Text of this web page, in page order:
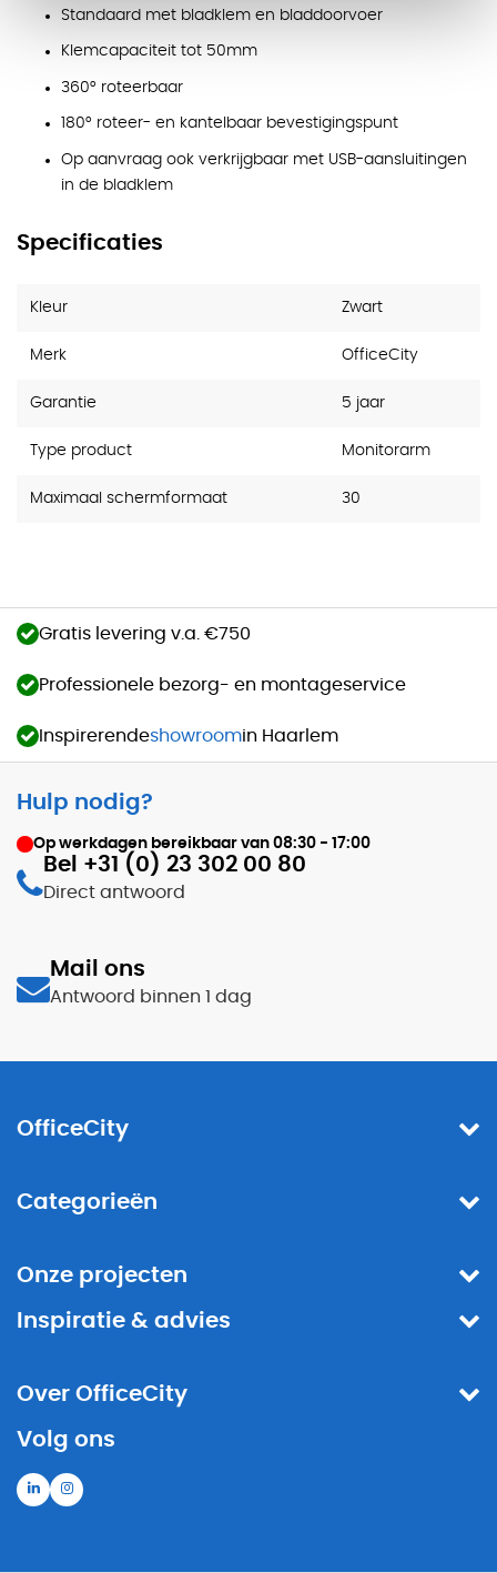
Standaard met bladklem en bladdoorvoer
Klemcapaciteit tot 50mm
360° roteerbaar
180° roteer- en kantelbaar bevestigingspunt
Op aanvraag ook verkrijgbaar met USB-aansluitingen
in de bladklem
Specificaties
Kleur Zwart
Merk OfficeCity
Garantie 5 jaar
Type product Monitorarm
Maximaal schermformaat 30
Gratis levering v.a. €750
Professionele bezorg- en montageservice
Inspirerendeshowroomin Haarlem
Hulp nodig?
Op werkdagen bereikbaar van 08:30 - 17:00
Bel +31 (0) 23 302 00 80
Direct antwoord
Mail ons
Antwoord binnen 1 dag
OfficeCity
Categorieën
Onze projecten
Inspiratie & advies
Over OfficeCity
Volg ons